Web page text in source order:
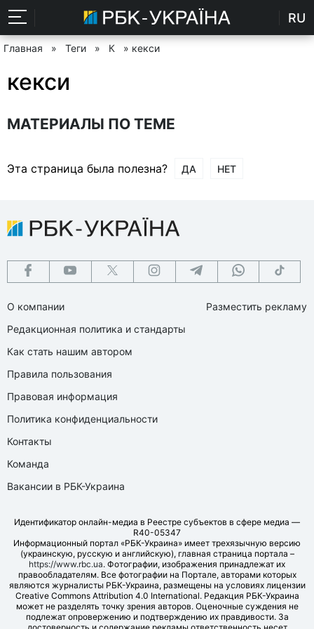
RU
Главная » Теги » К » кекси
кекси
МАТЕРИАЛЫ ПО ТЕМЕ
Эта страница была полезна? ДА НЕТ
О компании
Редакционная политика и стандарты
Как стать нашим автором
Правила пользования
Правовая информация
Политика конфиденциальности
Контакты
Команда
Вакансии в РБК-Украина
Разместить рекламу
Идентификатор онлайн-медиа в Реестре субъектов в сфере медиа —
R40-05347
Информационный портал «РБК-Украина» имеет трехязычную версию
(украинскую, русскую и английскую), главная страница портала –
https://www.rbc.ua. Фотографии, изображения принадлежат их
правообладателям. Все фотографии на Портале, авторами которых
являются журналисты РБК-Украина, размещены на условиях лицензии
Creative Commons Attribution 4.0 International. Редакция РБК-Украина
может не разделять точку зрения авторов. Оценочные суждения не
подлежат опровержению и подтверждению их правдивости. За